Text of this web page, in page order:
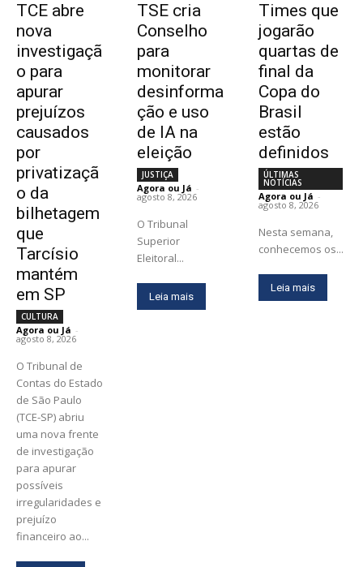
TCE abre
nova
investigaçã
o para
apurar
prejuízos
causados
por
privatizaçã
o da
bilhetagem
que
Tarcísio
mantém
em SP
CULTURA
Agora ou Já -
agosto 8, 2026
O Tribunal de
Contas do Estado
de São Paulo
(TCE-SP) abriu
uma nova frente
de investigação
para apurar
possíveis
irregularidades e
prejuízo
financeiro ao...
TSE cria
Conselho
para
monitorar
desinforma
ção e uso
de IA na
eleição
JUSTIÇA
Agora ou Já -
agosto 8, 2026
O Tribunal
Superior
Eleitoral...
Leia mais
Times que
jogarão
quartas de
final da
Copa do
Brasil
estão
definidos
ÚLTIMAS
NOTÍCIAS
Agora ou Já -
agosto 8, 2026
Nesta semana,
conhecemos os...
Leia mais